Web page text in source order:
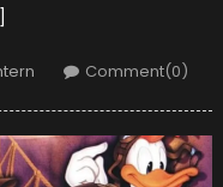
Comment(0)